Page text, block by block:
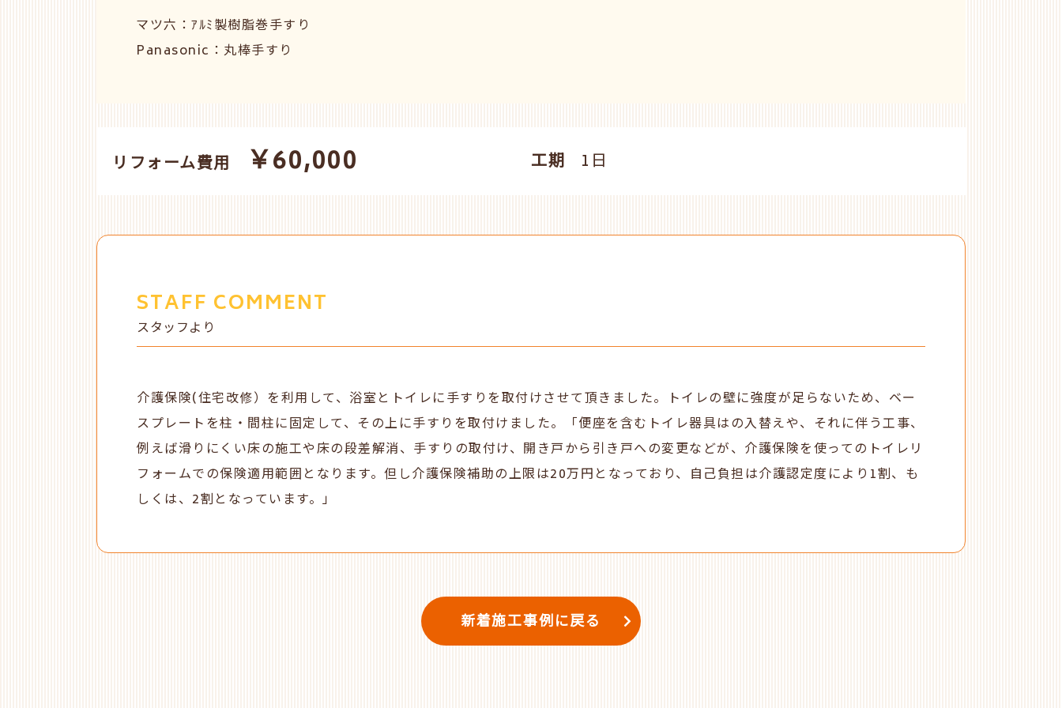
マツ六：ｱﾙﾐ製樹脂巻手すり
Panasonic： 丸棒手すり
リフォーム費用 ￥60,000 工期 1日
STAFF COMMENT
スタッフより
介護保険(住宅改修）を利用して、浴室とトイレに手すりを取付けさせて頂きました。トイレの壁に強度が足らないため、ベー
スプレートを柱・間柱に固定して、その上に手すりを取付けました。「便座を含むトイレ器具はの入替えや、それに伴う工事、
例えば滑りにくい床の施工や床の段差解消、手すりの取付け、開き戸から引き戸への変更などが、介護保険を使ってのトイレリ
フォームでの保険適用範囲となります。但し介護保険補助の上限は20万円となっており、自己負担は介護認定度により1割、も
しくは、2割となっています。」
新着施工事例に戻る